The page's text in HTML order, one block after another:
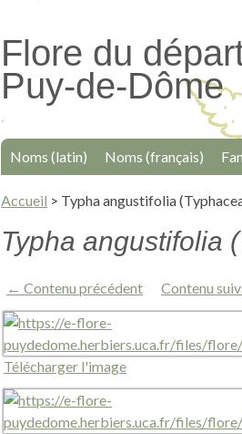
Flore du
Puy-de-Dôme
Noms (latin) Noms (français)
Accueil > Typha angustifolia
Typha angustifolia
← Contenu précédent Contenu
Télécharger l'image